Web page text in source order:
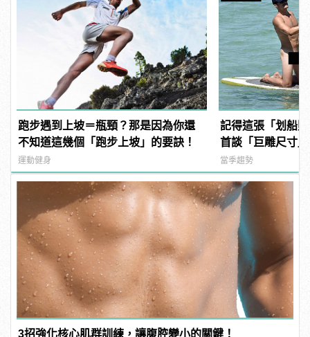
跑步遇到上坡＝瓶頸？那是因為你還
不知道這幾個「跑步上坡」的要訣！
運動健身
記得這張「划船
首談「巨雕尺寸
你們有那麼大的
當季趨勢
3招強化核心肌群訓練，讓腹腔變小的關鍵！